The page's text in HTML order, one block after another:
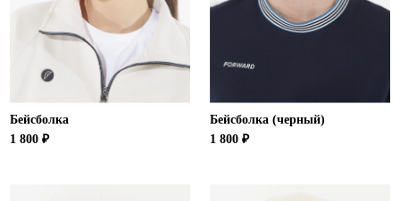
Бейсболка
1 800 ₽
Бейсболка (черный)
1 800 ₽